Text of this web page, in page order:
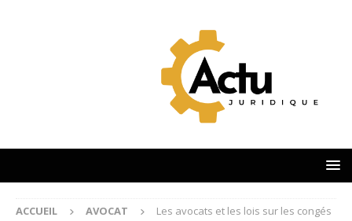
ACCUEIL AVOCAT
Les avocats et les lois sur les congés